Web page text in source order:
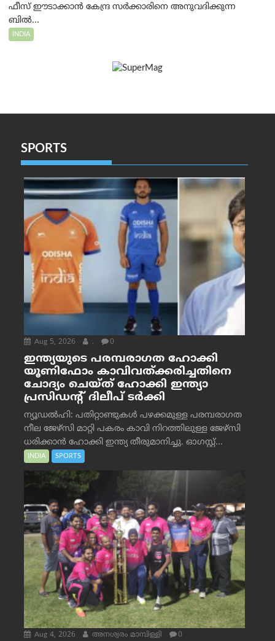
ഫീസ് ഈടാക്കാൻ കേന്ദ്ര സർക്കാരിനെ അനുവദിക്കുന്ന
ബിൽ...
INDIA
SPORTS
Aug 5, 2026 . 0
ഇന്ത്യയുടെ പരമ്പരാഗത ഹോക്കി
യൂണിഫോം കാവിവത്ക്കരിച്ചതിനെ
ചോദ്യം ചെയ്ത് ഹോക്കി ഇന്ത്യാ
പ്രസിഡന്റ് ദിലീപ് ടര്‍ക്കി
ന്യൂഡൽഹി: പതിറ്റാണ്ടുകൾ പഴക്കമുള്ള പരമ്പരാഗത
നീല ജേഴ്‌സി മാറ്റി പകരം കാവി നിറത്തിലുള്ള ജേഴ്‌സി
ധരിക്കാൻ ഹോക്കി ഇന്ത്യ തീരുമാനിച്ചു. ഓഗസ്റ്റ്...
INDIA SPORTS
Aug 4, 2026 അനശ്വരം മാമ്പിള്ളി 0